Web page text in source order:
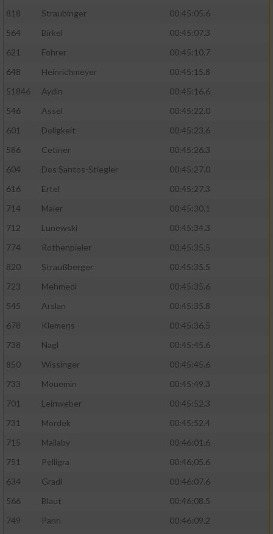
818
Straubinger
00:45:05.6
564
Birkel
00:45:07.3
621
Fohrer
00:45:10.7
648
Heinrichmeyer
00:45:15.8
51846
Aydin
00:45:16.6
546
Assel
00:45:22.0
601
Doligkeit
00:45:23.6
586
Cetiner
00:45:26.3
604
Dos Santos-Stiegler
00:45:27.0
616
Ertel
00:45:27.3
714
Maier
00:45:30.1
712
Lunewski
00:45:34.3
774
Rothenpieler
00:45:35.5
820
Straußberger
00:45:35.5
723
Mehmedi
00:45:35.6
545
Arslan
00:45:35.8
678
Klemens
00:45:36.5
738
Nagl
00:45:45.6
850
Wissinger
00:45:45.6
733
Mouemin
00:45:49.3
701
Leinweber
00:45:52.3
731
Mordek
00:45:52.4
715
Mallaby
00:46:01.6
751
Pelligra
00:46:05.6
634
Gradl
00:46:07.6
566
Blaut
00:46:08.5
749
Pann
00:46:09.2